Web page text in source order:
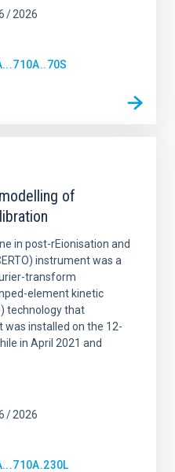
2026
of
in post-rEionisation and
instrument was a
transform
element kinetic
technology that
was installed on the 12-
in April 2021 and
2026